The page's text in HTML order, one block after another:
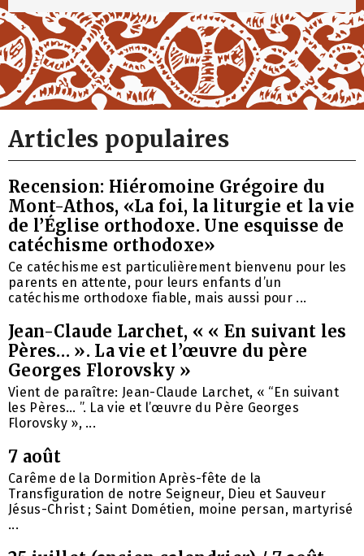
Articles populaires
Recension: Hiéromoine Grégoire du
Mont-Athos, «La foi, la liturgie et la vie
de l’Église orthodoxe. Une esquisse de
catéchisme orthodoxe»
Ce catéchisme est particulièrement bienvenu pour les
parents en attente, pour leurs enfants d’un
catéchisme orthodoxe fiable, mais aussi pour ...
Jean-Claude Larchet, « « En suivant les
Pères… ». La vie et l’œuvre du père
Georges Florovsky »
Vient de paraître: Jean-Claude Larchet, « “En suivant
les Pères… ”. La vie et l’œuvre du Père Georges
Florovsky », ...
7 août
Carême de la Dormition Après-fête de la
Transfiguration de notre Seigneur, Dieu et Sauveur
Jésus-Christ ; Saint Dométien, moine persan, martyrisé
...